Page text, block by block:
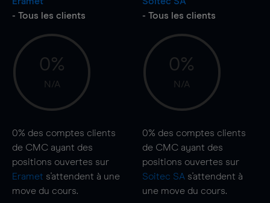
- Tous les clients
0%
N/A
0% des comptes clients
de CMC ayant des
positions ouvertes sur
Eramet s'attendent à une
move du cours.
- Tous les clients
0%
N/A
0% des comptes clients
de CMC ayant des
positions ouvertes sur
Soitec SA s'attendent à
une move du cours.